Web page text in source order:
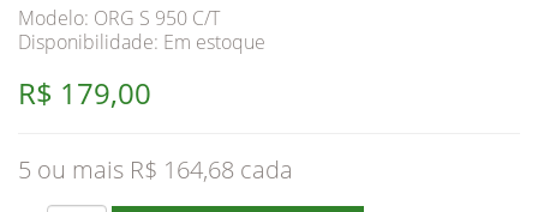
Modelo: ORG S 950 C/T
Disponibilidade: Em estoque
R$ 179,00
5 ou mais R$ 164,68